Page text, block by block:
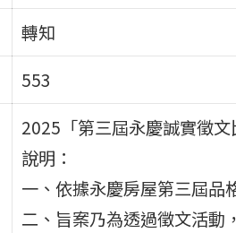
轉知
553
2025「第三屆永慶誠實徵文
說明：
一、依據永慶房屋第三屆品
二、旨案乃為透過徵文活動